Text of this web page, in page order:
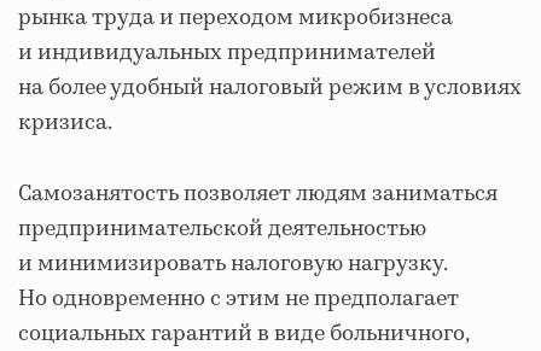
рынка труда и переходом микробизнеса
и индивидуальных предпринимателей
на более удобный налоговый режим в условиях
кризиса.
Самозанятость позволяет людям заниматься
предпринимательской деятельностью
и минимизировать налоговую нагрузку.
Но одновременно с этим не предполагает
социальных гарантий в виде больничного,